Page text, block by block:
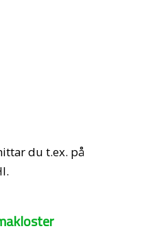
du t.ex. på